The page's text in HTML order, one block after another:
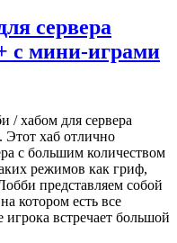
сервера
с мини-играми
/ хабом для сервера
хаб отлично
с большим количеством
режимов как гриф,
представляем собой
котором есть все
встречает большой